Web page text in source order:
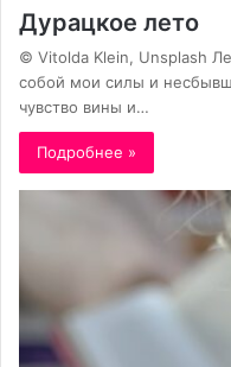
Дурацкое лето
© Vitolda Klein, Unsplash
собой мои силы и
чувство вины и…
Подробнее »